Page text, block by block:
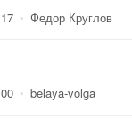
• Федор Круглов
• belaya-volga